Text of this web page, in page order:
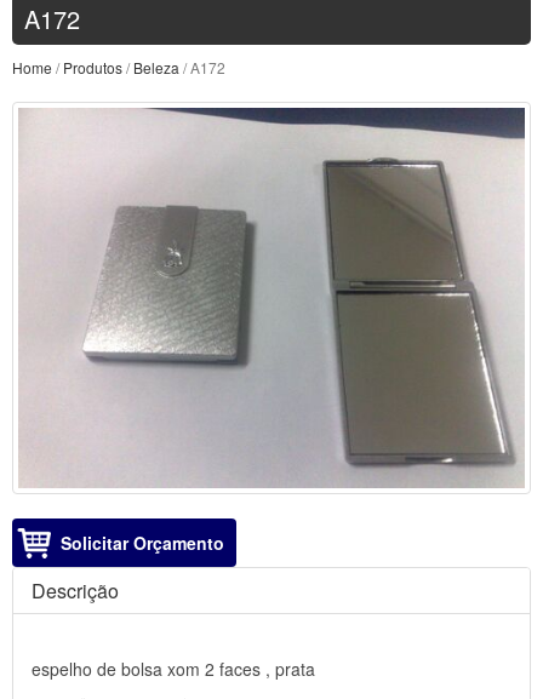
A172
Home /Produtos/Beleza / A172
Solicitar Orçamento
Descrição
espelho de bolsa xom 2 faces , prata